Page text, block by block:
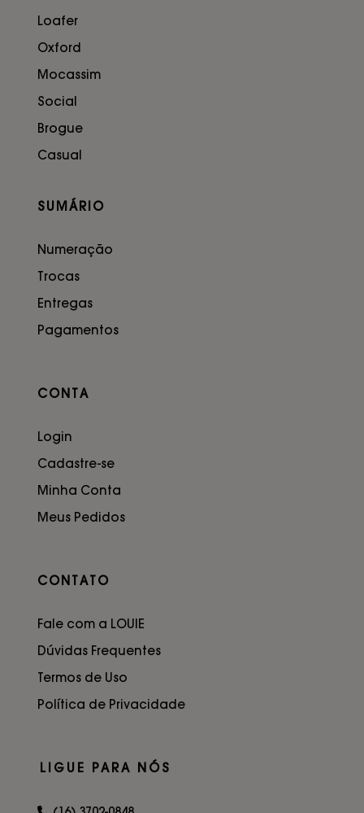
Loafer
Oxford
Mocassim
Social
Brogue
Casual
SUMÁRIO
Numeração
Trocas
Entregas
Pagamentos
CONTA
Login
Cadastre-se
Minha Conta
Meus Pedidos
CONTATO
Fale com a LOUIE
Dúvidas Frequentes
Termos de Uso
Política de Privacidade
LIGUE PARA NÓS